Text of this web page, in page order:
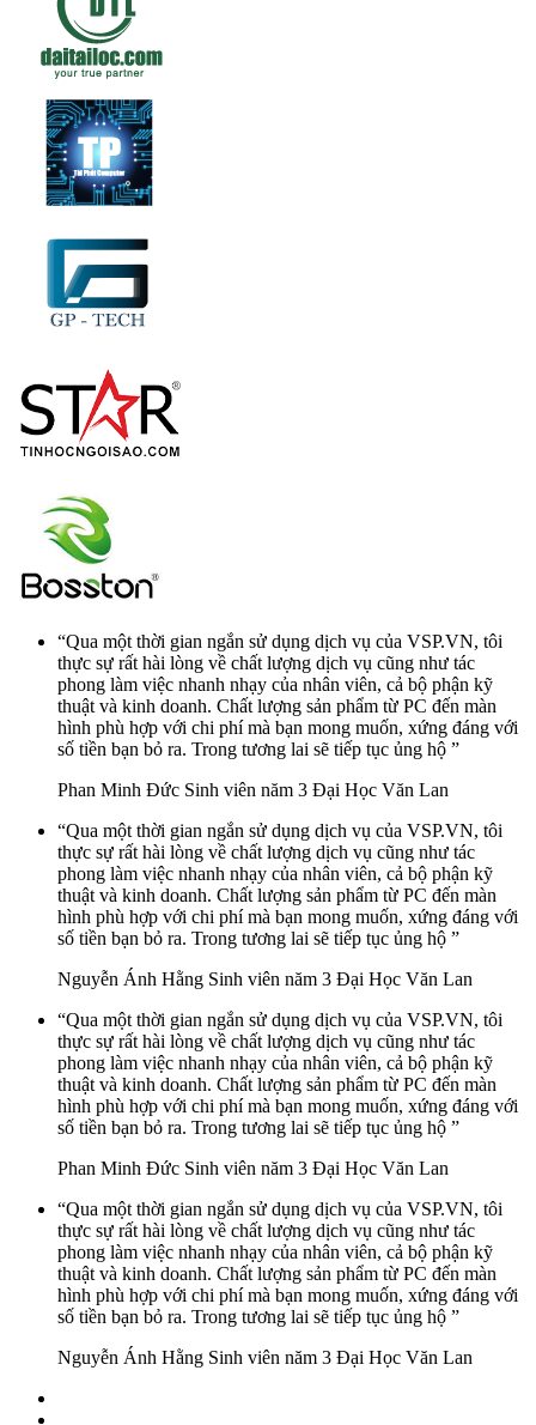
“Qua một thời gian ngắn sử dụng dịch vụ của VSP.VN, tôi
thực sự rất hài lòng về chất lượng dịch vụ cũng như tác
phong làm việc nhanh nhạy của nhân viên, cả bộ phận kỹ
thuật và kinh doanh. Chất lượng sản phẩm từ PC đến màn
hình phù hợp với chi phí mà bạn mong muốn, xứng đáng với
số tiền bạn bỏ ra. Trong tương lai sẽ tiếp tục ủng hộ ”
Phan Minh Đức Sinh viên năm 3 Đại Học Văn Lan
“Qua một thời gian ngắn sử dụng dịch vụ của VSP.VN, tôi
thực sự rất hài lòng về chất lượng dịch vụ cũng như tác
phong làm việc nhanh nhạy của nhân viên, cả bộ phận kỹ
thuật và kinh doanh. Chất lượng sản phẩm từ PC đến màn
hình phù hợp với chi phí mà bạn mong muốn, xứng đáng với
số tiền bạn bỏ ra. Trong tương lai sẽ tiếp tục ủng hộ ”
Nguyễn Ánh Hằng Sinh viên năm 3 Đại Học Văn Lan
“Qua một thời gian ngắn sử dụng dịch vụ của VSP.VN, tôi
thực sự rất hài lòng về chất lượng dịch vụ cũng như tác
phong làm việc nhanh nhạy của nhân viên, cả bộ phận kỹ
thuật và kinh doanh. Chất lượng sản phẩm từ PC đến màn
hình phù hợp với chi phí mà bạn mong muốn, xứng đáng với
số tiền bạn bỏ ra. Trong tương lai sẽ tiếp tục ủng hộ ”
Phan Minh Đức Sinh viên năm 3 Đại Học Văn Lan
“Qua một thời gian ngắn sử dụng dịch vụ của VSP.VN, tôi
thực sự rất hài lòng về chất lượng dịch vụ cũng như tác
phong làm việc nhanh nhạy của nhân viên, cả bộ phận kỹ
thuật và kinh doanh. Chất lượng sản phẩm từ PC đến màn
hình phù hợp với chi phí mà bạn mong muốn, xứng đáng với
số tiền bạn bỏ ra. Trong tương lai sẽ tiếp tục ủng hộ ”
Nguyễn Ánh Hằng Sinh viên năm 3 Đại Học Văn Lan